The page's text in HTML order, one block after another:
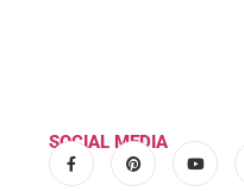
SOCIAL MEDIA